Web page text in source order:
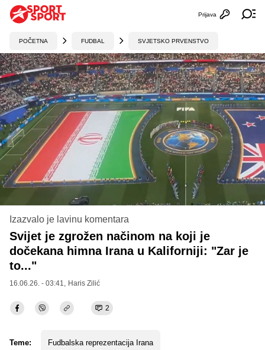
Otvori
Prijava
POČETNA FUDBAL SVJETSKO PRVENSTVO
Izazvalo je lavinu komentara
Svijet je zgrožen načinom na koji je
dočekana himna Irana u Kaliforniji: "Zar je
to..."
16.06.26. - 03:41, Haris Zilić
2
Teme: Fudbalska reprezentacija Irana